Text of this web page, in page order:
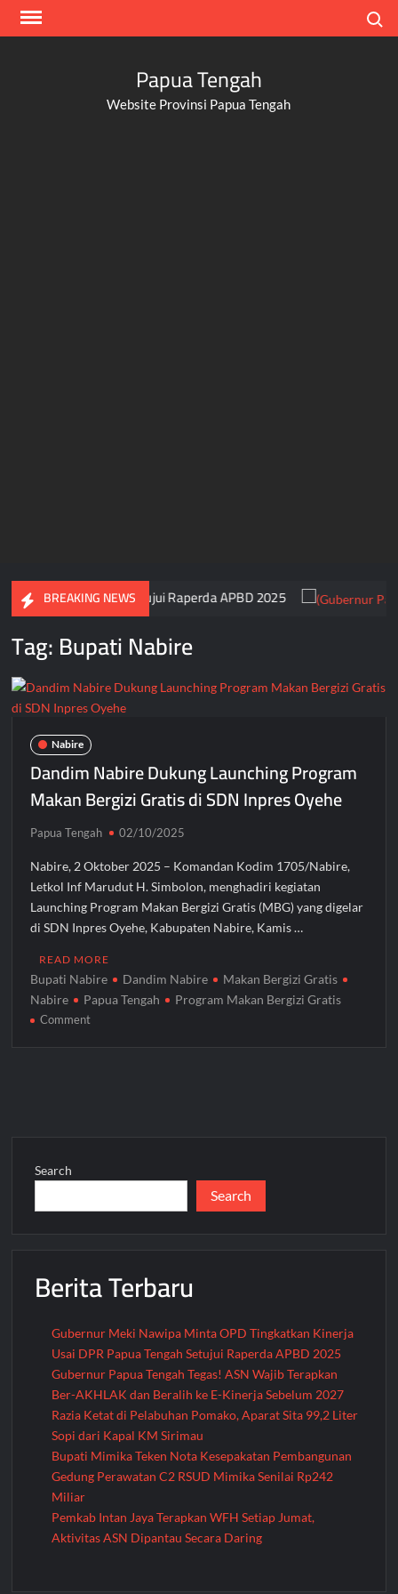
Skip
Papua Tengah
Website Provinsi Papua Tengah
BREAKING NEWS
Papua Tengah Setujui Raperda APBD 2025
Tag:Bupati Nabire
Nabire
Dandim Nabire Dukung Launching Program
Makan Bergizi Gratis di SDN Inpres Oyehe
Papua Tengah 02/10/2025
Nabire, 2 Oktober 2025 – Komandan Kodim 1705/Nabire,
Letkol Inf Marudut H. Simbolon, menghadiri kegiatan
Launching Program Makan Bergizi Gratis (MBG) yang digelar
di SDN Inpres Oyehe, Kabupaten Nabire, Kamis …
READ MORE
Bupati Nabire Dandim Nabire
Makan Bergizi Gratis
Nabire
Papua Tengah Program Makan Bergizi Gratis
Commenton
SDN
Search
Search
Berita Terbaru
Gubernur Meki Nawipa Minta OPD Tingkatkan Kinerja
Usai DPR Papua Tengah Setujui Raperda APBD 2025
Gubernur Papua Tengah Tegas! ASN Wajib Terapkan
Ber-AKHLAK dan Beralih ke E-Kinerja Sebelum 2027
Razia Ketat di Pelabuhan Pomako, Aparat Sita 99,2 Liter
Sopi dari Kapal KM Sirimau
Bupati Mimika Teken Nota Kesepakatan Pembangunan
Gedung Perawatan C2 RSUD Mimika Senilai Rp242
Miliar
Pemkab Intan Jaya Terapkan WFH Setiap Jumat,
Aktivitas ASN Dipantau Secara Daring